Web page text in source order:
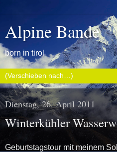
Alpine Bande
born in tirol
Dienstag, 26. April 2011
Winterkühler
Geburtstagstour mit meinem